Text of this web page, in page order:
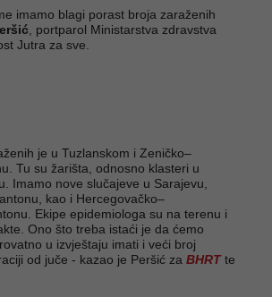
imamo blagi porast broja zaraženih
, portparol Ministarstva zdravstva
Jutra za sve.
je u Tuzlanskom i Zeničko–
Tu su žarišta, odnosno klasteri u
Imamo nove slučajeve u Sarajevu,
kao i Hercegovačko–
Ekipe epidemiologa su na terenu i
Ono što treba istaći je da ćemo
u izvještaju imati i veći broj
od juče - kazao je Peršić za BHRTte